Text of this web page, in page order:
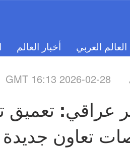
العالم العربي أخبار العالم
GMT 16:13 2026-02-28
تعاون جديدة